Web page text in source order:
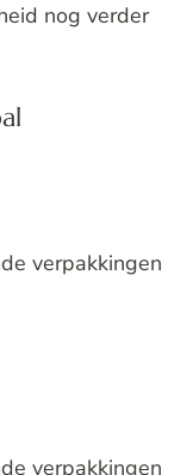
nog verder
verpakkingen
verpakkingen